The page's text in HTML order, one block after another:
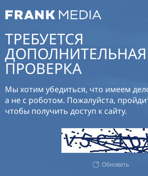
ТРЕБУЕТСЯ
ДОПОЛНИТЕЛЬНАЯ
ПРОВЕРКА
Мы хотим убедиться, что имеем
а не с роботом. Пожалуйста,
чтобы получить доступ к сайту.
Обновить